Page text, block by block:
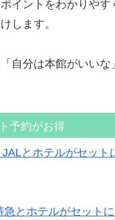
イントをわかりや
します。
自分は本館がいい
予約がお得
とホテルがセッ
とホテルがセット